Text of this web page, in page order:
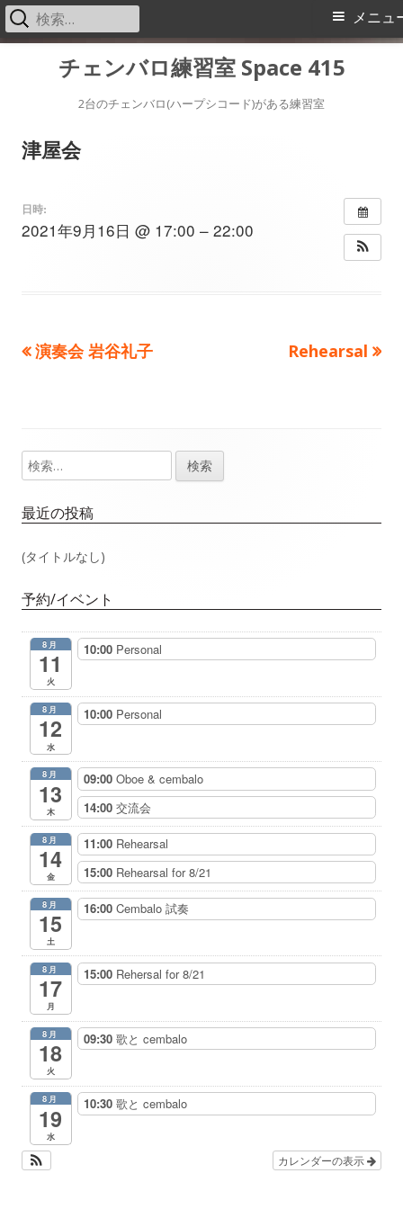
チェンバロ練習室 Space 415
2台のチェンバロ(ハープシコード)がある練習室
メ
メニュ
検
索:
津屋会
日時:
2021年9月16日 @ 17:00 – 22:00
投
ビ
ゲ
ー
シ
ョ
ン
前
演奏会 岩谷礼子
次
Rehearsal
メ
イ
ン
ド
バ
検
索:
最近の投稿
(タイトルなし)
予約/イベント
8月
11
火
10:00 Personal
8月
12
水
10:00 Personal
8月
13
木
09:00 Oboe & cembalo
14:00 交流会
8月
14
金
11:00 Rehearsal
15:00 Rehearsal for 8/21
8月
15
土
16:00 Cembalo 試奏
8月
17
月
15:00 Rehersal for 8/21
8月
18
火
09:30 歌と cembalo
8月
19
水
10:30 歌と cembalo
カレンダーの表示